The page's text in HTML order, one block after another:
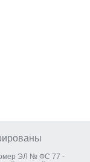
ЭЛ № ФС 77 -